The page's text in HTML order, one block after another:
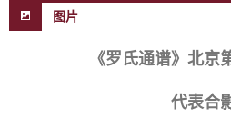
图片
《罗氏通谱》北京
代表合